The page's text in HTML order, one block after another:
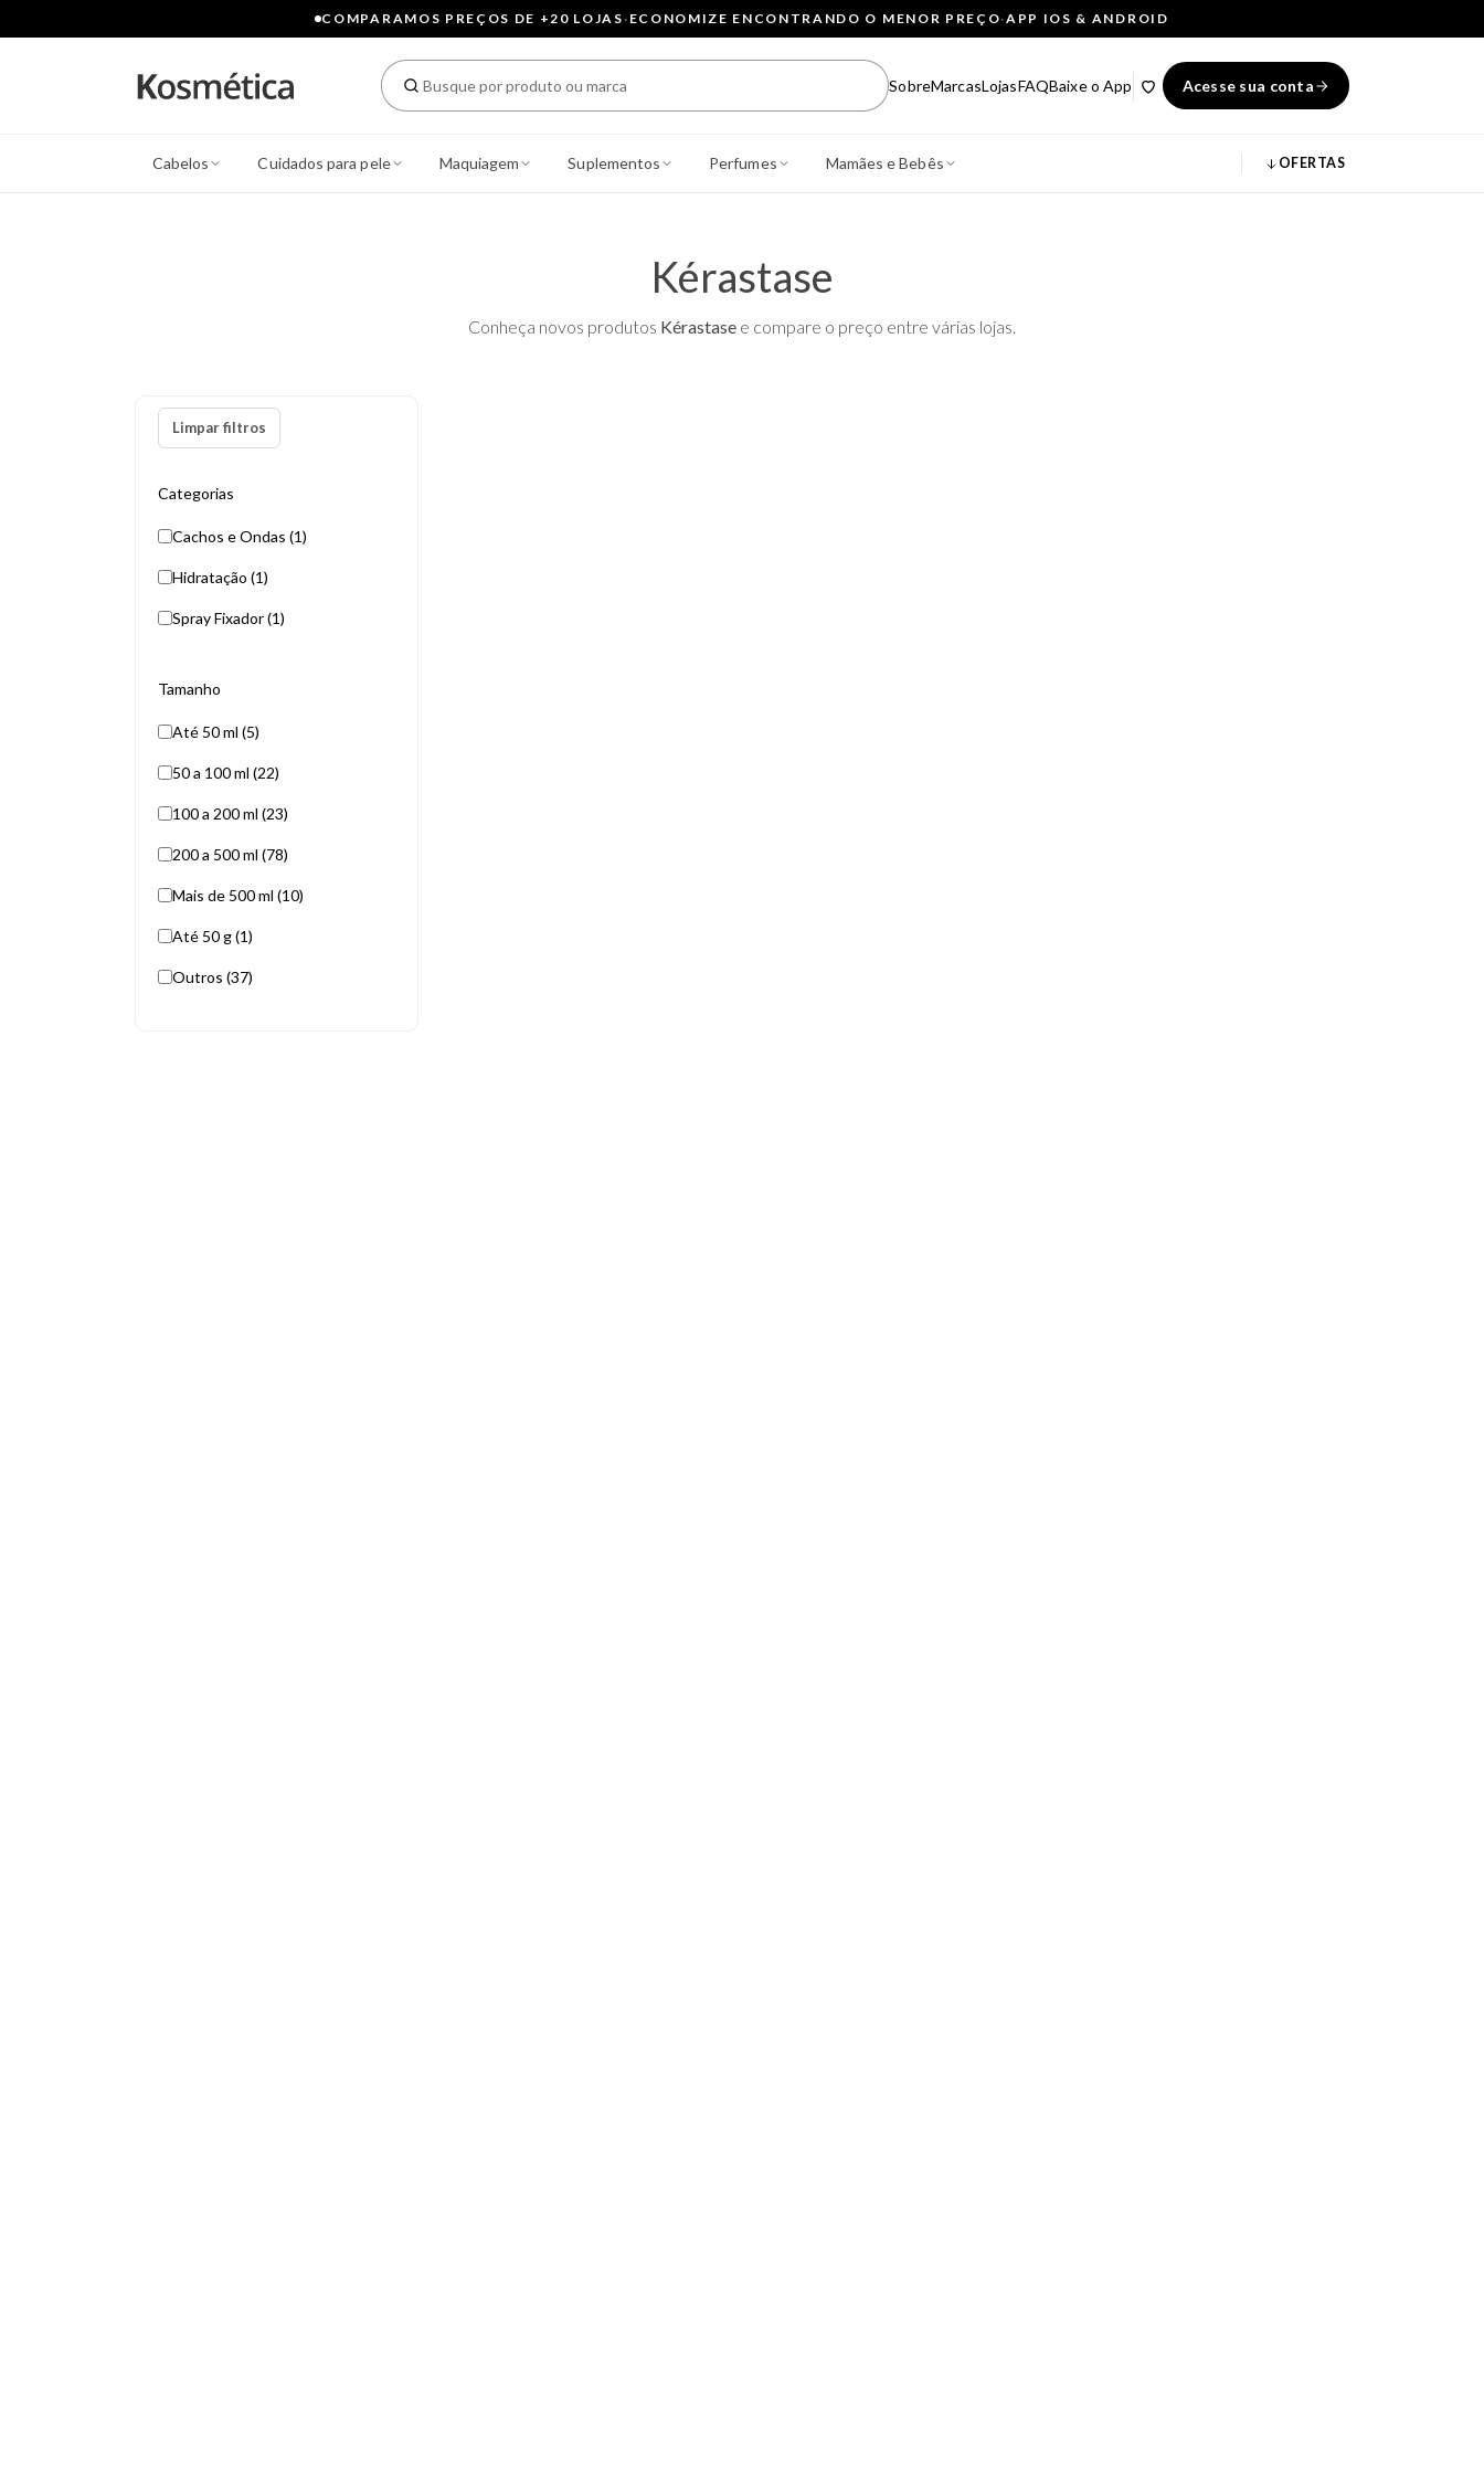
COMPARAMOS PREÇOS DE +20 LOJAS· ECONOMIZE ENCONTRANDO O MENOR PREÇO·APP IOS & ANDROID
SobreMarcasLojasFAQBaixe o App Acesse sua conta
Cabelos Cuidados para pele Maquiagem Suplementos Perfumes Mamães e Bebês OFERTAS
Kérastase
Conheça novos produtos Kérastase e compare o preço entre várias lojas.
Limpar filtros
Categorias
Cachos e Ondas (1)
Hidratação (1)
Spray Fixador (1)
Tamanho
Até 50 ml (5)
50 a 100 ml (22)
100 a 200 ml (23)
200 a 500 ml (78)
Mais de 500 ml (10)
Até 50 g (1)
Outros (37)